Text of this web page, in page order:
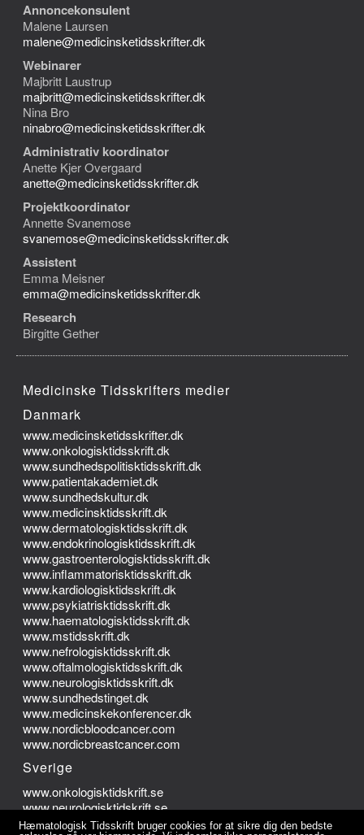
Hæmatologisk Tidsskrift bruger cookies for at sikre dig den bedste
Annoncekonsulent
Malene Laursen
malene@medicinsketidsskrifter.dk
Webinarer
Majbritt Laustrup
majbritt@medicinsketidsskrifter.dk
Nina Bro
ninabro@medicinsketidsskrifter.dk
Administrativ koordinator
Anette Kjer Overgaard
anette@medicinsketidsskrifter.dk
Projektkoordinator
Annette Svanemose
svanemose@medicinsketidsskrifter.dk
Assistent
Emma Meisner
emma@medicinsketidsskrifter.dk
Research
Birgitte Gether
Medicinske Tidsskrifters medier
Danmark
www.medicinsketidsskrifter.dk
www.onkologisktidsskrift.dk
www.sundhedspolitisktidsskrift.dk
www.patientakademiet.dk
www.sundhedskultur.dk
www.medicinsktidsskrift.dk
www.dermatologisktidsskrift.dk
www.endokrinologisktidsskrift.dk
www.gastroenterologisktidsskrift.dk
www.inflammatorisktidsskrift.dk
www.kardiologisktidsskrift.dk
www.psykiatrisktidsskrift.dk
www.haematologisktidsskrift.dk
www.mstidsskrift.dk
www.nefrologisktidsskrift.dk
www.oftalmologisktidsskrift.dk
www.neurologisktidsskrift.dk
www.sundhedstinget.dk
www.medicinskekonferencer.dk
www.nordicbloodcancer.com
www.nordicbreastcancer.com
Sverige
www.onkologisktidskrift.se
www.neurologisktidskrift.se
Norge